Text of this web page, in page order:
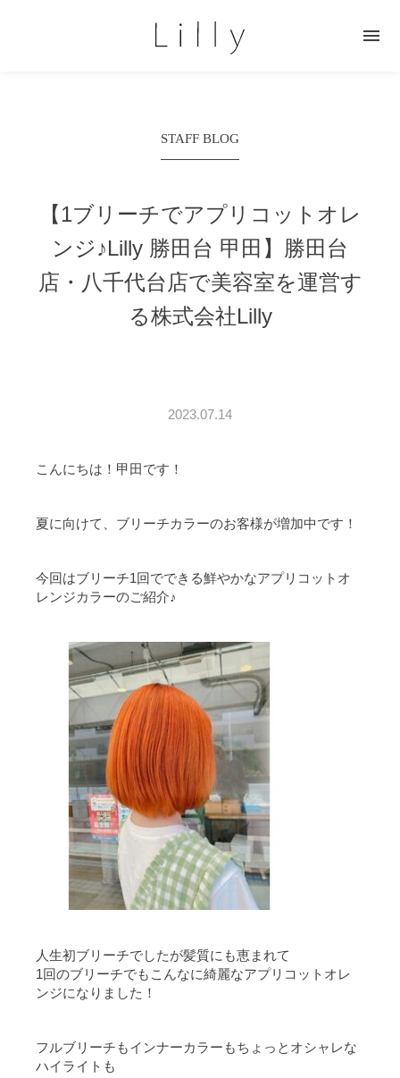

STAFF BLOG
【1ブリーチでアプリコットオレ
ンジ♪Lilly 勝田台 甲田】 勝田台
店・八千代台店で美容室を運営す
る株式会社Lilly
2023.07.14
こんにちは！甲田です！
夏に向けて、ブリーチカラーのお客様が増加中です！
今回はブリーチ1回でできる鮮やかなアプリコットオ
レンジカラーのご紹介♪
人生初ブリーチでしたが髪質にも恵まれて
1回のブリーチでもこんなに綺麗なアプリコットオレ
ンジになりました！
フルブリーチもインナーカラーもちょっとオシャレな
ハイライトも